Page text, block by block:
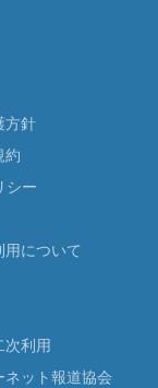
方針
約
シー
用について
次利用
ネット報道協会